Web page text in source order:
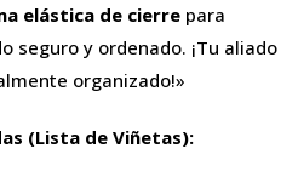
elástica de cierre para
seguro y ordenado. ¡Tu aliado
organizado!»
(Lista de Viñetas):